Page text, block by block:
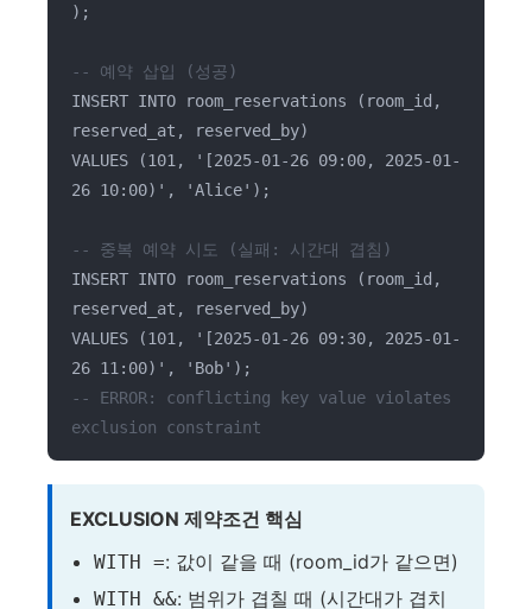
);
-- 예약 삽입 (성공)
INSERT INTO room_reservations (room_id,
reserved_at, reserved_by)
VALUES (101, '[2025-01-26 09:00, 2025-01-
26 10:00)', 'Alice');
-- 중복 예약 시도 (실패: 시간대 겹침)
INSERT INTO room_reservations (room_id,
reserved_at, reserved_by)
VALUES (101, '[2025-01-26 09:30, 2025-01-
26 11:00)', 'Bob');
-- ERROR: conflicting key value violates
exclusion constraint
EXCLUSION 제약조건 핵심
WITH =: 값이 같을 때 (room_id가 같으면)
WITH &&: 범위가 겹칠 때 (시간대가 겹치